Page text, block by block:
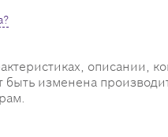
описании,
изменена